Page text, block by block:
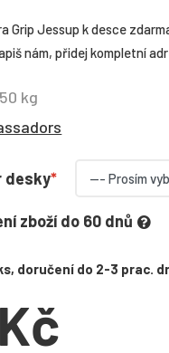
Grip Jessup k desce
nám, přidej kompletní
kg
desky
zboží do 60 dnů
doručení do 2-3 prac.